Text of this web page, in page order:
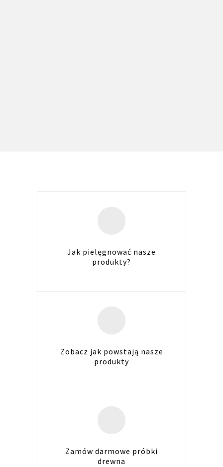
Jak pielęgnować nasze
produkty?
Zobacz jak powstają nasze
produkty
Zamów darmowe próbki
drewna